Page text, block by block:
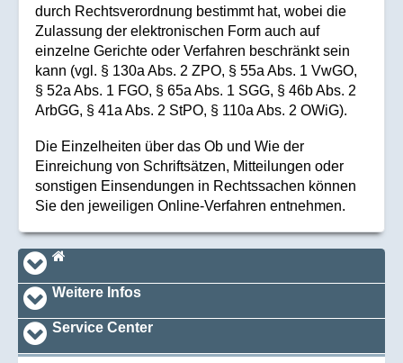
durch Rechtsverordnung bestimmt hat, wobei die
Zulassung der elektronischen Form auch auf
einzelne Gerichte oder Verfahren beschränkt sein
kann (vgl. § 130a Abs. 2 ZPO, § 55a Abs. 1 VwGO,
§ 52a Abs. 1 FGO, § 65a Abs. 1 SGG, § 46b Abs. 2
ArbGG, § 41a Abs. 2 StPO, § 110a Abs. 2 OWiG).
Die Einzelheiten über das Ob und Wie der
Einreichung von Schriftsätzen, Mitteilungen oder
sonstigen Einsendungen in Rechtssachen können
Sie den jeweiligen Online-Verfahren entnehmen.
Navi_footer
Startseite
Weitere Infos
Service Center